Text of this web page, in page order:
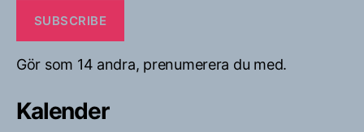
SUBSCRIBE
Gör som 14 andra, prenumerera du med.
Kalender